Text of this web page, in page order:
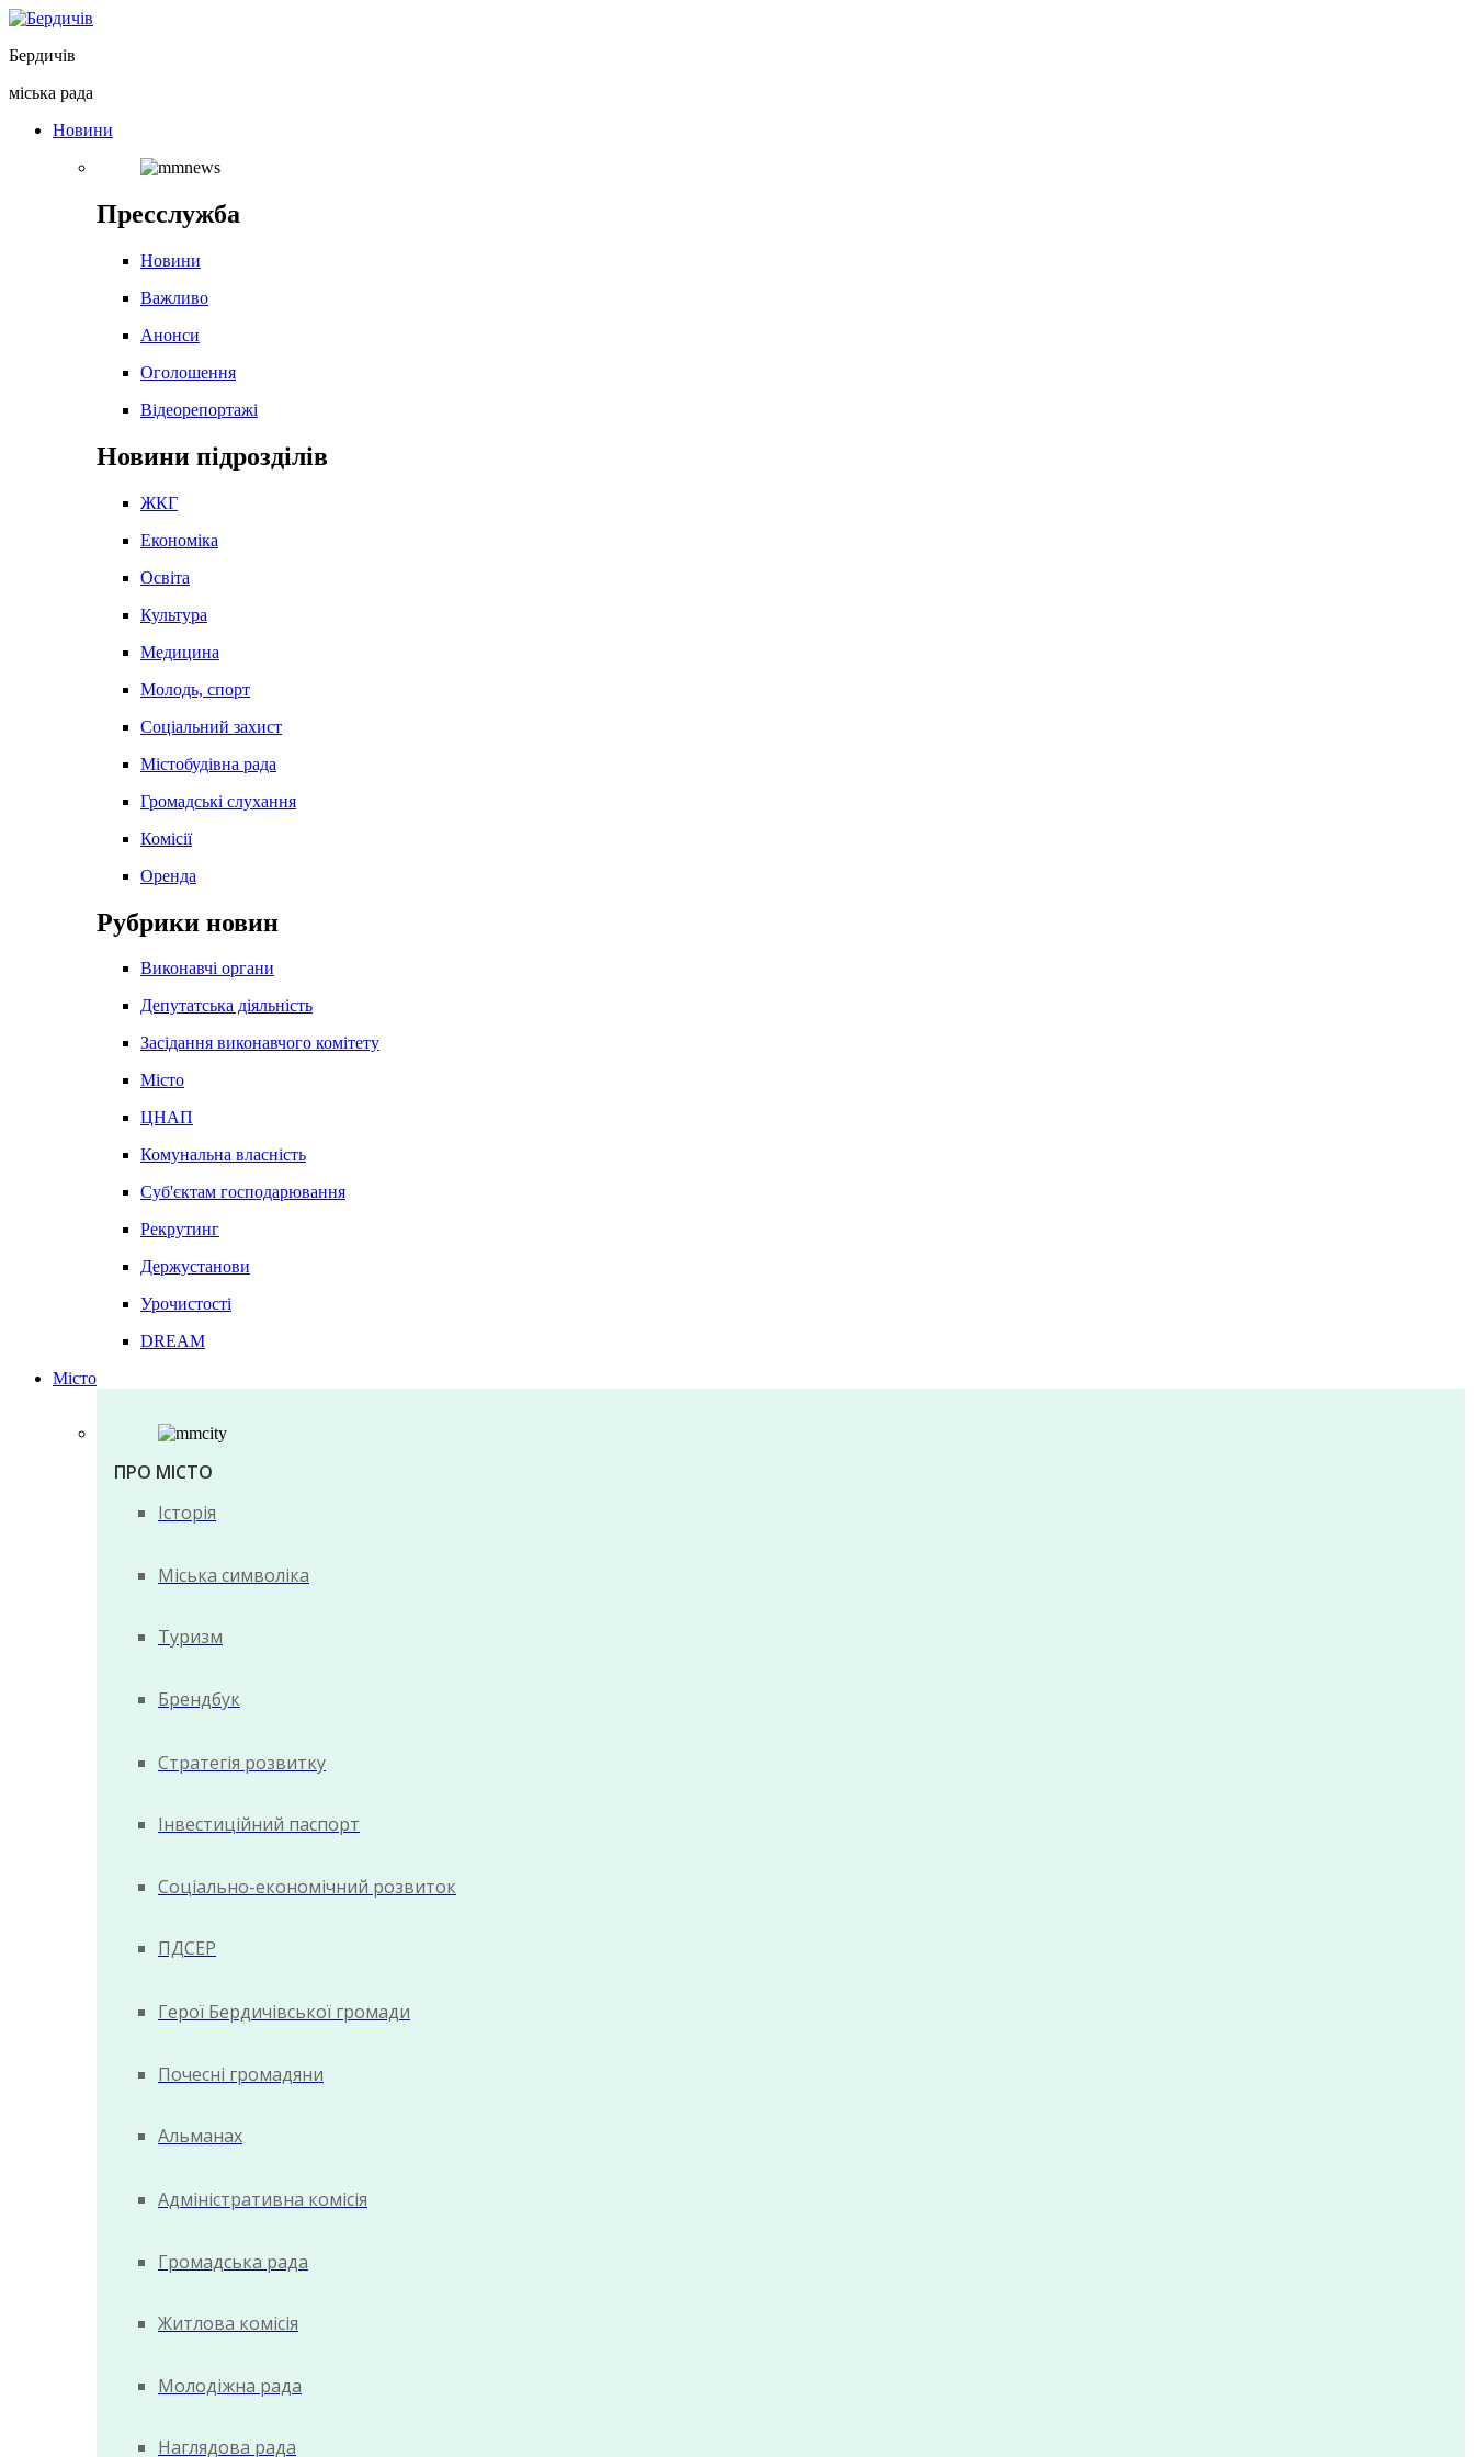
Перейти
вмісту
Бердичів
міська рада
Новини
Пресслужба
Новини
Важливо
Анонси
Оголошення
Відеорепортажі
Новини підрозділів
ЖКГ
Економіка
Освіта
Культура
Медицина
Молодь, спорт
Соціальний захист
Містобудівна рада
Громадські слухання
Комісії
Оренда
Рубрики новин
Виконавчі органи
Депутатська діяльність
Засідання виконавчого комітету
Місто
ЦНАП
Комунальна власність
Суб'єктам господарювання
Рекрутинг
Держустанови
Урочистості
DREAM
Місто
ПРО МІСТО
Історія
Міська символіка
Туризм
Брендбук
Стратегія розвитку
Інвестиційний паспорт
Соціально-економічний розвиток
ПДСЕР
Герої Бердичівської громади
Почесні громадяни
Альманах
Адміністративна комісія
Громадська рада
Житлова комісія
Молодіжна рада
Наглядова рада